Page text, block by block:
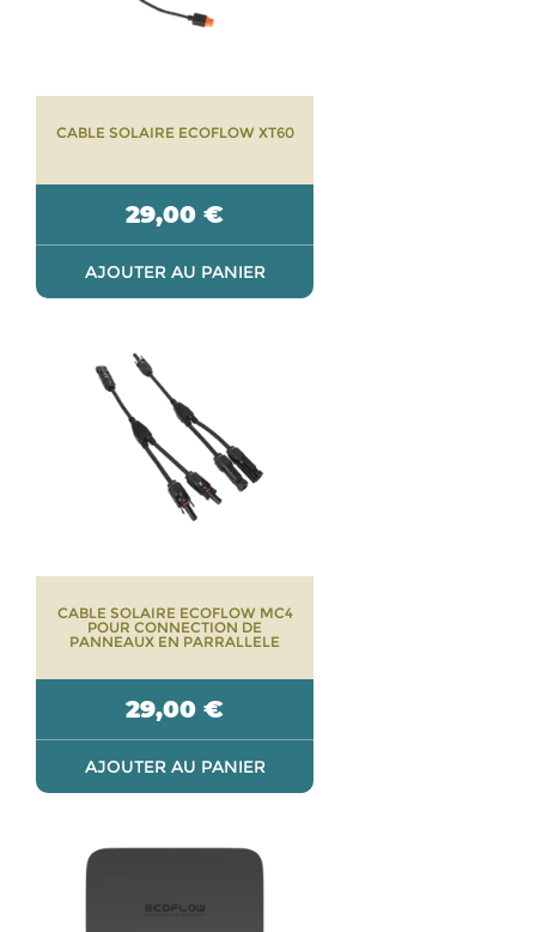
CABLE SOLAIRE ECOFLOW XT60
29,00 €
AJOUTER AU PANIER
CABLE SOLAIRE ECOFLOW MC4
POUR CONNECTION DE
PANNEAUX EN PARRALLELE
29,00 €
AJOUTER AU PANIER